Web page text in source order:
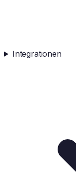
Integrationen